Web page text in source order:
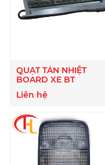
QUẠT TẢN NHIỆT
BOARD XE BT
Liên hệ